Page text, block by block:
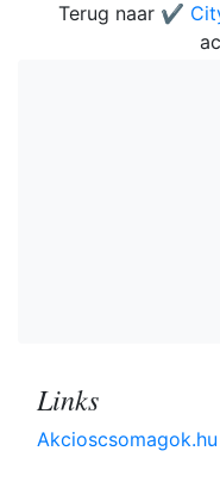
Terug naar ✔️
Links
Akcioscsomagok.hu